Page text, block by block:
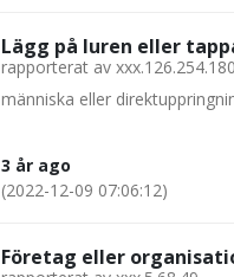
Lägg på luren eller
rapporterat av xxx.126.254.180
människa eller
3 år ago
(2022-12-09 07:06:12)
Företag eller